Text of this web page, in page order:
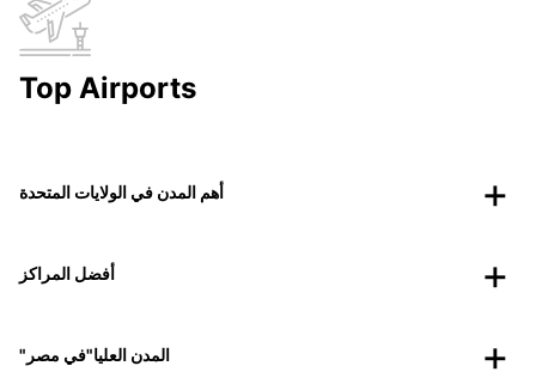
Top Airports
أهم المدن في الولايات المتحدة
أفضل المراكز
"المدن العليا"في مصر